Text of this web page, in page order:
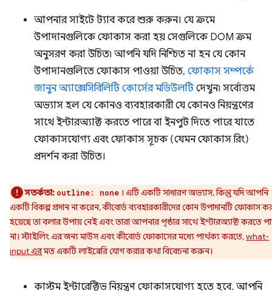
আপনার সাইটে ট্যাব করে শুরু করুন। যে ক্রমে
উপাদানগুলিকে ফোকাস করা হয় সেগুলিকে DOM ক্রম
অনুসরণ করা উচিত৷ আপনি যদি নিশ্চিত না হন যে কোন
উপাদানগুলিতে ফোকাস পাওয়া উচিত, ফোকাস সম্পর্কে
জানুন অ্যাক্সেসিবিলিটি কোর্সের মডিউলটিদেখুন৷ সর্বোত্তম
অভ্যাস হল যে কোনও ব্যবহারকারী যে কোনও নিয়ন্ত্রণের
সাথে ইন্টারঅ্যাক্ট করতে পারে বা ইনপুট দিতে পারে যাতে
ফোকাসযোগ্য এবং ফোকাস সূচক (যেমন ফোকাস রিং)
প্রদর্শন করা উচিত।
সতর্কতা: outline: none । এটি একটি সাধারণ অভ্যাস, কিন্তু যদি আপনি
একটি বিকল্প প্রদান না করেন, কীবোর্ড ব্যবহারকারীদের কোন উপাদানটি ফোকাস
হয়েছে তা বলার উপায় নেই এবং তারা আপনার পৃষ্ঠার সাথে ইন্টারঅ্যাক্ট করতে
না। স্টাইলিং এর জন্য মাউস এবং কীবোর্ড ফোকাসের মধ্যে পার্থক্য করতে,what-
input এরমত একটি লাইব্রেরি যোগ করার কথা বিবেচনা করুন।
কাস্টম ইন্টারেক্টিভ নিয়ন্ত্রণ ফোকাসযোগ্য হতে হবে. আপনি